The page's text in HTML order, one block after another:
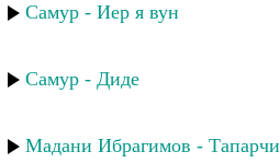
Самур - Иер я вун
Самур - Диде
Мадани Ибрагимов - Тапарчи